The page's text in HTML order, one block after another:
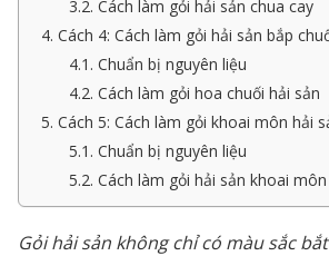
3.2. Cách làm gỏi hải sản chua cay
4. Cách 4: Cách làm gỏi hải sản bắp
4.1. Chuẩn bị nguyên liệu
4.2. Cách làm gỏi hoa chuối hải sản
5. Cách 5: Cách làm gỏi khoai môn hải
5.1. Chuẩn bị nguyên liệu
5.2. Cách làm gỏi hải sản khoai môn
Gỏi hải sản không chỉ có màu sắc